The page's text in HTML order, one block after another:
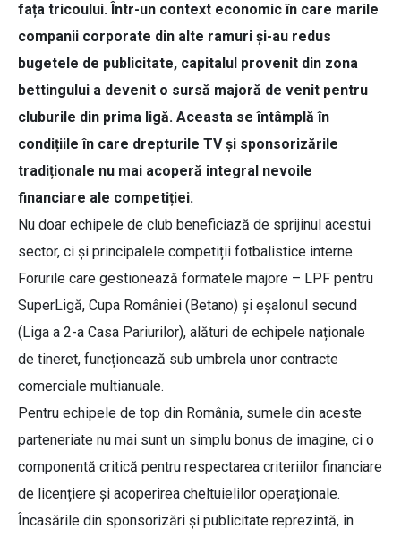
fața tricoului. Într-un context economic în care marile
companii corporate din alte ramuri și-au redus
bugetele de publicitate, capitalul provenit din zona
bettingului a devenit o sursă majoră de venit pentru
cluburile din prima ligă. Aceasta se întâmplă în
condițiile în care drepturile TV și sponsorizările
tradiționale nu mai acoperă integral nevoile
financiare ale competiției.
Nu doar echipele de club beneficiază de sprijinul acestui
sector, ci și principalele competiții fotbalistice interne.
Forurile care gestionează formatele majore – LPF pentru
SuperLigă, Cupa României (Betano) și eșalonul secund
(Liga a 2-a Casa Pariurilor), alături de echipele naționale
de tineret, funcționează sub umbrela unor contracte
comerciale multianuale.
Pentru echipele de top din România, sumele din aceste
parteneriate nu mai sunt un simplu bonus de imagine, ci o
componentă critică pentru respectarea criteriilor financiare
de licențiere și acoperirea cheltuielilor operaționale.
Încasările din sponsorizări și publicitate reprezintă, în